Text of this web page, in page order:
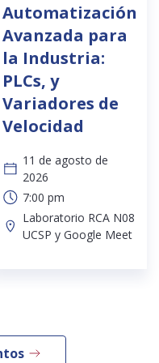
Automatización
Avanzada para
la Industria:
PLCs, y
Variadores de
Velocidad
11 de agosto de
2026
7:00 pm
Laboratorio RCA N08
UCSP y Google Meet